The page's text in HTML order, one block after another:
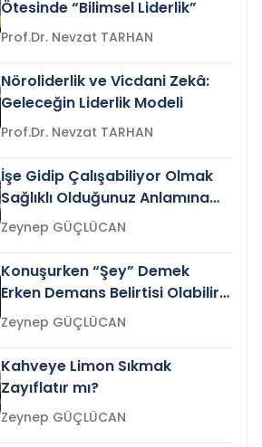
Ötesinde “Bilimsel Liderlik”
Prof.Dr. Nevzat TARHAN
Nöroliderlik ve Vicdani Zekâ:
Geleceğin Liderlik Modeli
Prof.Dr. Nevzat TARHAN
İşe Gidip Çalışabiliyor Olmak
Sağlıklı Olduğunuz Anlamına
Gelir mi?Zeynep GÜÇLÜCAN
Konuşurken “Şey” Demek
Erken Demans Belirtisi Olabilir
mi?
Zeynep GÜÇLÜCAN
Kahveye Limon Sıkmak
Zayıflatır mı?
Zeynep GÜÇLÜCAN